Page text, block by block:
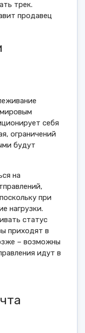
трек.
продавец
себя
ограничений
будут
на
при
нагрузки.
статус
приходят в
– возможны
идут в